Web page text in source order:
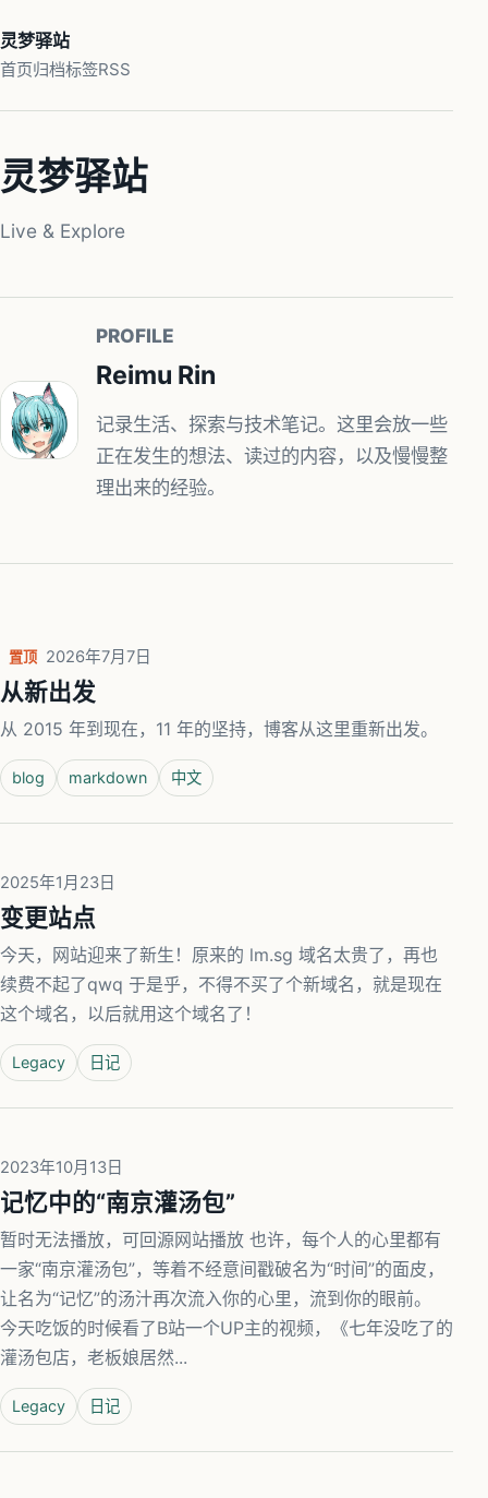
灵梦驿站
首页归档标签RSS
灵梦驿站
Live & Explore
PROFILE
Reimu Rin
记录生活、探索与技术笔记。这里会放一些
正在发生的想法、读过的内容，以及慢慢整
理出来的经验。
置顶 2026年7月7日
从新出发
从 2015 年到现在，11 年的坚持，博客从这里重新出发。
blog markdown 中文
2025年1月23日
变更站点
今天，网站迎来了新生！原来的 lm.sg 域名太贵了，再也
续费不起了qwq 于是乎，不得不买了个新域名，就是现在
这个域名，以后就用这个域名了！
Legacy 日记
2023年10月13日
记忆中的“南京灌汤包”
暂时无法播放，可回源网站播放 也许，每个人的心里都有
一家“南京灌汤包”，等着不经意间戳破名为“时间”的面皮，
让名为“记忆”的汤汁再次流入你的心里，流到你的眼前。
今天吃饭的时候看了B站一个UP主的视频，《七年没吃了的
灌汤包店，老板娘居然...
Legacy 日记